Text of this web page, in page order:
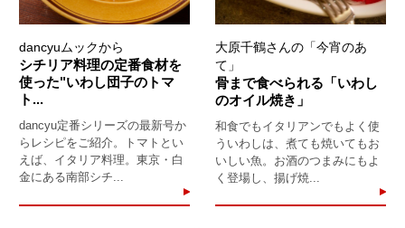
dancyuムックから
シチリア料理の定番食材を
使った"いわし団子のトマ
ト...
dancyu定番シリーズの最新号か
らレシピをご紹介。トマトとい
えば、イタリア料理。東京・白
金にある南部シチ...
大原千鶴さんの「今宵のあ
て」
骨まで食べられる「いわし
のオイル焼き」
和食でもイタリアンでもよく使
ういわしは、煮ても焼いてもお
いしい魚。お酒のつまみにもよ
く登場し、揚げ焼...